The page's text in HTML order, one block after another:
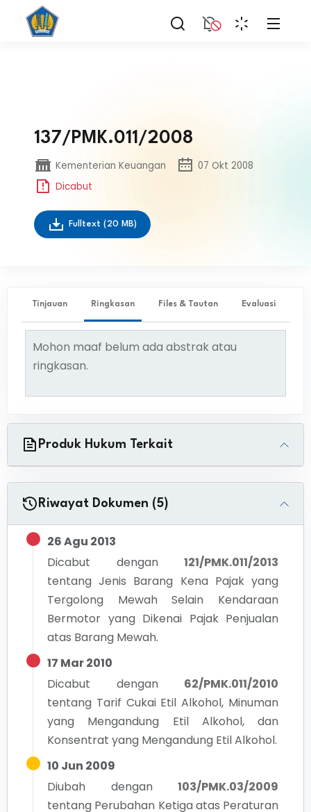
137/PMK.011/2008
Kementerian Keuangan
07 Okt 2008
Dicabut
Fulltext (20 MB)
Tinjauan Ringkasan Files & Tautan Evaluasi
Mohon maaf belum ada abstrak atau
ringkasan.
Produk Hukum Terkait
Riwayat Dokumen (5)
26 Agu 2013
Dicabut dengan
121/PMK.011/2013
tentangJenis Barang Kena Pajak yang
Tergolong Mewah Selain Kendaraan
Bermotor yang Dikenai Pajak Penjualan
atas Barang Mewah.
17 Mar 2010
Dicabut dengan
62/PMK.011/2010
tentang Tarif Cukai Etil Alkohol, Minuman
yang Mengandung Etil Alkohol, dan
Konsentrat yang Mengandung Etil Alkohol.
10 Jun 2009
Diubah dengan
103/PMK.03/2009
tentang Perubahan Ketiga atas Peraturan